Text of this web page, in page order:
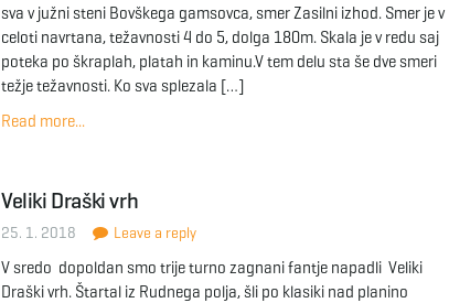
sva v južni steni Bovškega gamsovca, smer Zasilni izhod. Smer je v
celoti navrtana, težavnosti 4 do 5, dolga 180m. Skala je v redu saj
poteka po škraplah, platah in kaminu.V tem delu sta še dve smeri
težje težavnosti. Ko sva splezala […]
Read more...
Veliki Draški vrh
25. 1. 2018 Leave a reply
V sredo dopoldan smo trije turno zagnani fantje napadli Veliki
Draški vrh. Štartal iz Rudnega polja, šli po klasiki nad planino